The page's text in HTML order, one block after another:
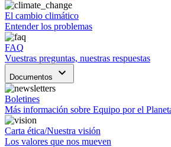
El cambio climático
Entender los problemas
FAQ
Vuestras preguntas, nuestras respuestas
Documentos keyboard_arrow_down
Boletines
Más información sobre Equipo por el
Carta ética/Nuestra visión
Los valores que nos mueven